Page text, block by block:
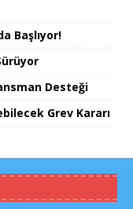
Başlıyor!
Desteği
Grev Kararı